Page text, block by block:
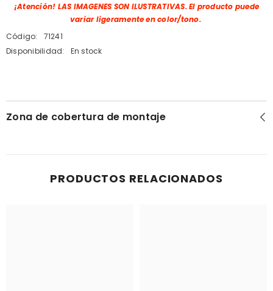
¡Atención! LAS IMAGENES SON ILUSTRATIVAS.El producto puede
variar ligeramente en color/tono.
Código:
71241
Disponibilidad:
En stock
Zona de cobertura de montaje
PRODUCTOS RELACIONADOS